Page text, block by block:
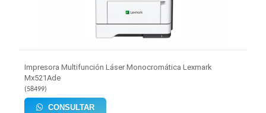
Impresora Multifunción Láser Monocromática Lexmark
Mx521Ade
(58499)
CONSULTAR